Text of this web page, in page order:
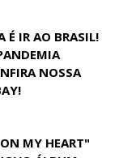
É IR AO BRASIL!
NOSSA
MY HEART"